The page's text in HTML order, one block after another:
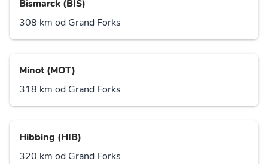
Bismarck (BIS)
308 km od Grand Forks
Minot (MOT)
318 km od Grand Forks
Hibbing (HIB)
320 km od Grand Forks